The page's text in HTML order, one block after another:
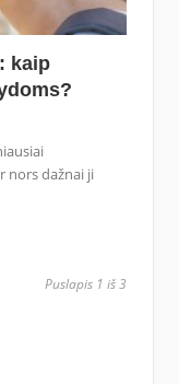
kaip
nors dažnai ji
Puslapis 1 iš 3